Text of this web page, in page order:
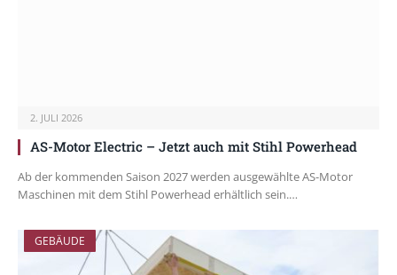
2. JULI 2026
AS-Motor Electric – Jetzt auch mit Stihl Powerhead
Ab der kommenden Saison 2027 werden ausgewählte AS-Motor
Maschinen mit dem Stihl Powerhead erhältlich sein.…
GEBÄUDE